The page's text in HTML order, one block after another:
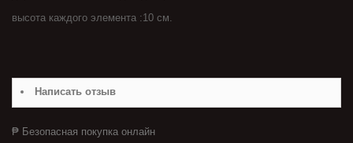
высота каждого элемента :10 см.
Написать отзыв
₱ Безопасная покупка онлайн